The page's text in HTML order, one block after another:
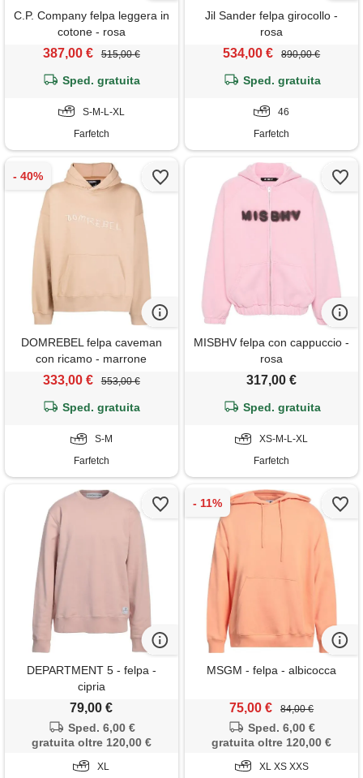
C.P. Company felpa leggera in
cotone - rosa
387,00 € 515,00 €
Sped. gratuita
S-M-L-XL
Farfetch
Jil Sander felpa girocollo -
rosa
534,00 € 890,00 €
Sped. gratuita
46
Farfetch
DOMREBEL felpa caveman
con ricamo - marrone
333,00 € 553,00 €
Sped. gratuita
S-M
Farfetch
MISBHV felpa con cappuccio -
rosa
317,00 €
Sped. gratuita
XS-M-L-XL
Farfetch
DEPARTMENT 5 - felpa -
cipria
79,00 €
Sped. 6,00 €
gratuita oltre 120,00 €
XL
MSGM - felpa - albicocca
75,00 € 84,00 €
Sped. 6,00 €
gratuita oltre 120,00 €
XL XS XXS